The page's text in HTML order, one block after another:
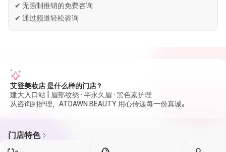
✔ 无强制推销的免费咨询
✔ 通过频道轻松咨询
艾登美妆店 是什么样的门店？
建大入口站 | 眉部纹绣 · 半永久眉 · 黑色素护理
从咨询到护理，ATDAWN BEAUTY 用心传递每一份真诚。
门店特色